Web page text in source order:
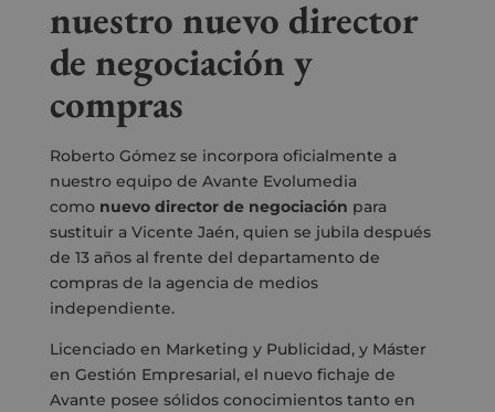
nuestro nuevo director
de negociación y
compras
Roberto Gómez se incorpora oficialmente a
nuestro equipo de Avante Evolumedia
como nuevo director de negociación para
sustituir a Vicente Jaén, quien se jubila después
de 13 años al frente del departamento de
compras de la agencia de medios
independiente.
Licenciado en Marketing y Publicidad, y Máster
en Gestión Empresarial, el nuevo fichaje de
Avante posee sólidos conocimientos tanto en